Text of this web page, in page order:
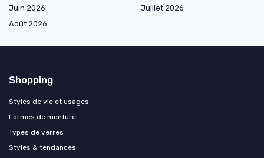
Juin 2026
Juillet 2026
Août 2026
Shopping
Styles de vie et usages
Formes de monture
Types de verres
Styles & tendances